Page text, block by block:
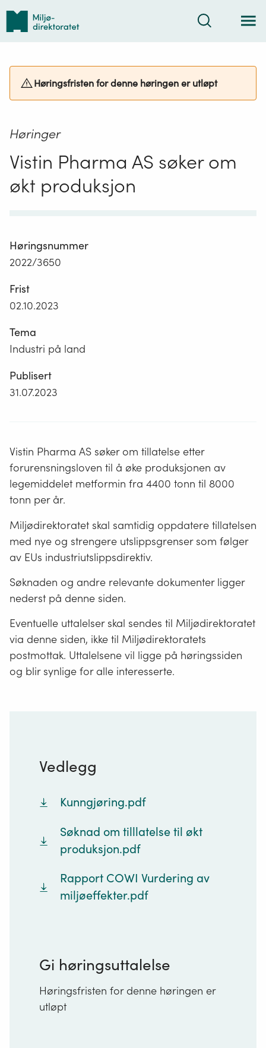
Tilbake
forsiden
Søk
Høringsfristen for denne høringen er utløpt
Høringer
Vistin Pharma AS søker om
økt produksjon
Høringsnummer
2022/3650
Frist
02.10.2023
Tema
Industri på land
Publisert
31.07.2023
Vistin Pharma AS søker om tillatelse etter
forurensningsloven til å øke produksjonen av
legemiddelet metformin fra 4400 tonn til 8000
tonn per år.
Miljødirektoratet skal samtidig oppdatere tillatelsen
med nye og strengere utslippsgrenser som følger
av EUs industriutslippsdirektiv.
Søknaden og andre relevante dokumenter ligger
nederst på denne siden.
Eventuelle uttalelser skal sendes til Miljødirektoratet
via denne siden, ikke til Miljødirektoratets
postmottak. Uttalelsene vil ligge på høringssiden
og blir synlige for alle interesserte.
Vedlegg
Kunngjøring.pdf
Søknad om tilllatelse til økt
produksjon.pdf
Rapport COWI Vurdering av
miljøeffekter.pdf
Gi høringsuttalelse
Høringsfristen for denne høringen er
utløpt